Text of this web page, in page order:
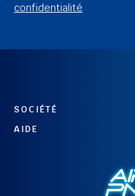
confidentialité
SOCIÉTÉ
AIDE